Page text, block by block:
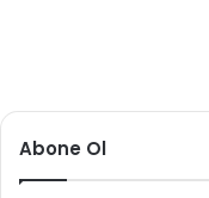
Abone Ol